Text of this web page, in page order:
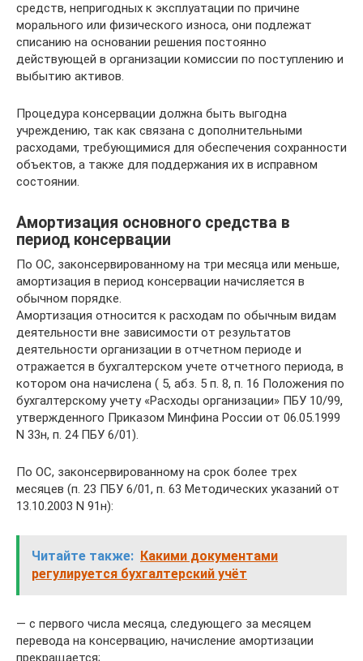
средств, непригодных к эксплуатации по причине
морального или физического износа, они подлежат
списанию на основании решения постоянно
действующей в организации комиссии по поступлению и
выбытию активов.
Процедура консервации должна быть выгодна
учреждению, так как связана с дополнительными
расходами, требующимися для обеспечения сохранности
объектов, а также для поддержания их в исправном
состоянии.
Амортизация основного средства в
период консервации
По ОС, законсервированному на три месяца или меньше,
амортизация в период консервации начисляется в
обычном порядке.
Амортизация относится к расходам по обычным видам
деятельности вне зависимости от результатов
деятельности организации в отчетном периоде и
отражается в бухгалтерском учете отчетного периода, в
котором она начислена ( 5, абз. 5 п. 8, п. 16 Положения по
бухгалтерскому учету «Расходы организации» ПБУ 10/99,
утвержденного Приказом Минфина России от 06.05.1999
N 33н, п. 24 ПБУ 6/01).
По ОС, законсервированному на срок более трех
месяцев (п. 23 ПБУ 6/01, п. 63 Методических указаний от
13.10.2003 N 91н):
Читайте также: Какими документами
регулируется бухгалтерский учёт
— с первого числа месяца, следующего за месяцем
перевода на консервацию, начисление амортизации
прекращается;